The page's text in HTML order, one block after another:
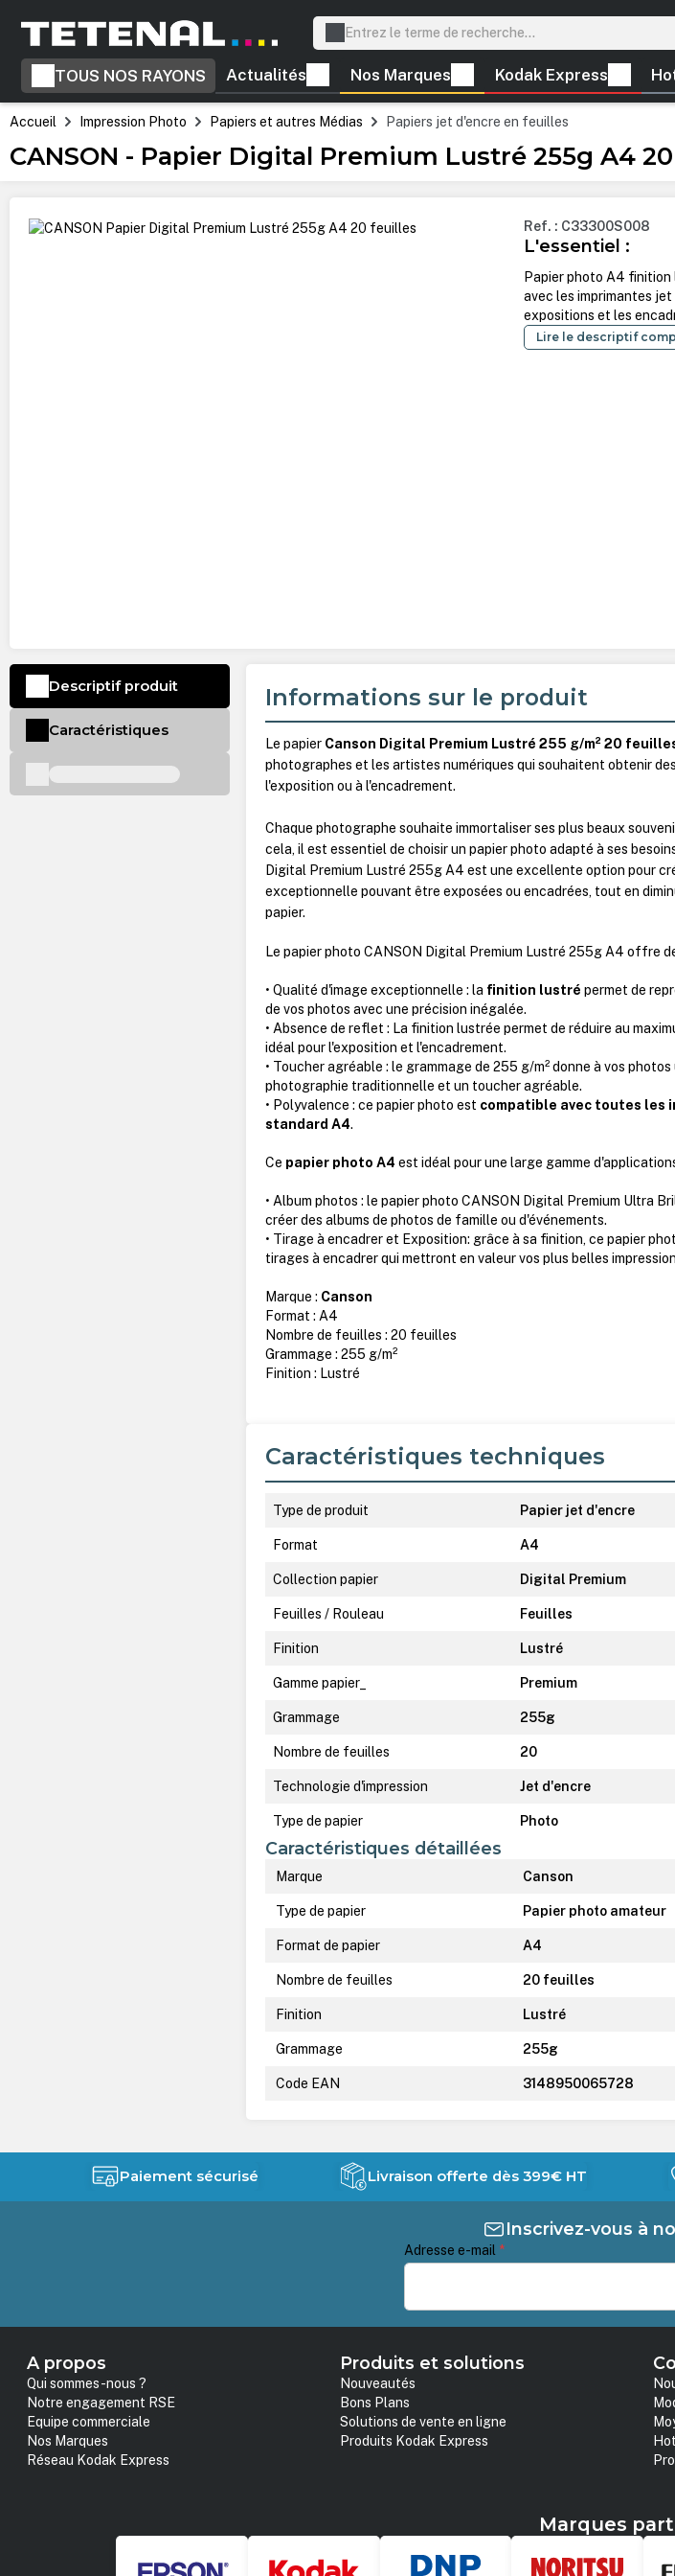
Passer à la navigation principale
TOUS NOS RAYONS Actualités Nos Marques Kodak Express
Accueil Impression Photo Papiers et autres Médias Papiers jet d'encre en feuilles
CANSON - Papier Digital Premium Lustré 255g A4
Ignorer la galerie d'images Ref. : C33300S008
L'essentiel :
Papier photo A4
avec les imprimantes
expositions et les
Lire le descriptif
Informations sur le produit
Le papier Canson Digital Premium Lustré 255 g/m² 20
photographes et les artistes numériques qui souhaitent obtenir
l'exposition ou à l'encadrement.
Chaque photographe souhaite immortaliser ses plus beaux
cela, il est essentiel de choisir un papier photo adapté à ses
Digital Premium Lustré 255g A4 est une excellente option pour
exceptionnelle pouvant être exposées ou encadrées, tout en
papier.
Le papier photo CANSON Digital Premium Lustré 255g A4 offre
• Qualité d'image exceptionnelle : la finition lustré permet de
de vos photos avec une précision inégalée.
• Absence de reflet : La finition lustrée permet de réduire au
idéal pour l'exposition et l'encadrement.
• Toucher agréable : le grammage de 255 g/m² donne à vos
photographie traditionnelle et un toucher agréable.
• Polyvalence : ce papier photo est compatible avec toutes les
standard A4.
Ce papier photo A4 est idéal pour une large gamme
• Album photos : le papier photo CANSON Digital Premium Ultra
créer des albums de photos de famille ou d'événements.
• Tirage à encadrer et Exposition: grâce à sa finition, ce papier
tirages à encadrer qui mettront en valeur vos plus belles
Marque : Canson
Format : A4
Nombre de feuilles : 20 feuilles
Grammage : 255 g/m²
Finition : Lustré
Caractéristiques techniques
Type de produit Papier jet d'encre
Format A4
Collection papier Digital Premium
Feuilles / Rouleau Feuilles
Finition Lustré
Gamme papier_ Premium
Grammage 255g
Nombre de feuilles 20
Technologie d'impression Jet d'encre
Type de papier Photo
Caractéristiques détaillées
Marque Canson
Type de papier Papier photo amateur
Format de papier A4
Nombre de feuilles 20 feuilles
Finition Lustré
Grammage 255g
Code EAN 3148950065728
Descriptif produit
Caractéristiques
Paiement sécurisé Livraison offerte dès 399€ HT
Inscrivez-vous à
Adresse e-mail *
A propos
Qui sommes-nous ?
Notre engagement RSE
Equipe commerciale
Nos Marques
Réseau Kodak Express
Produits et solutions
Nouveautés
Bons Plans
Solutions de vente en ligne
Produits Kodak Express
Marques